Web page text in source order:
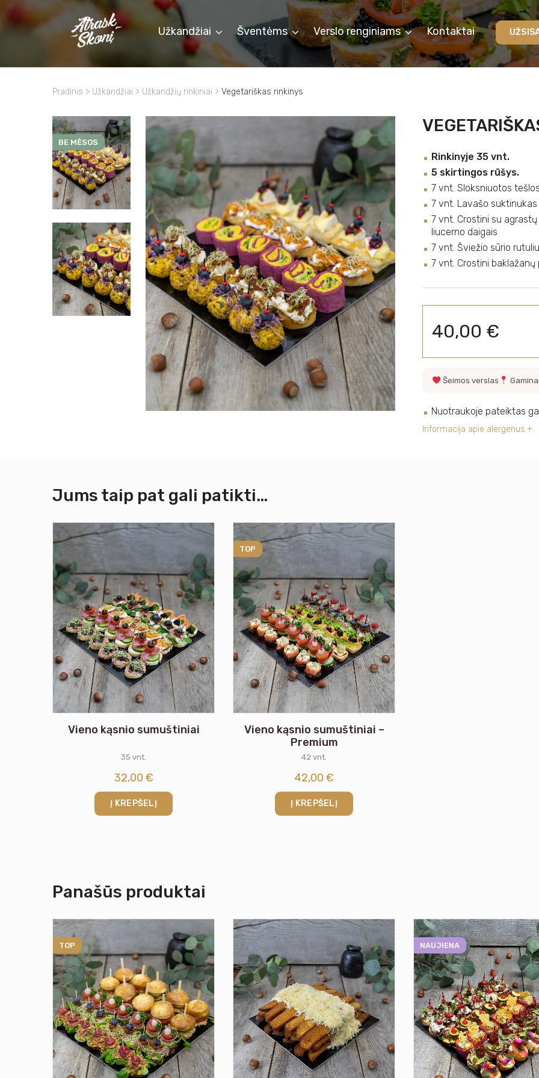
Užkandžiai Šventėms Verslo renginiams Kontaktai
Pradinis > Užkandžiai > Užkandžių rinkiniai > Vegetariškas rinkinys
BE MĖSOS
Rinkinyje 35 vnt.
5 skirtingos rūšys.
7 vnt. Sloksniuotos
7 vnt. Lavašo
7 vnt. Crostini su
liucerno daigais
7 vnt. Šviežio sūrio
7 vnt. Crostini
40,00 €
Šeimos verslas
Nuotraukoje pateiktas
Informacija apie alergenus
Jums taip pat gali patikti…
Vieno kąsnio sumuštiniai
35 vnt.
32,00 €
Į KREPŠELĮ
TOP
Vieno kąsnio sumuštiniai –
Premium
42 vnt.
42,00 €
Į KREPŠELĮ
Panašūs produktai
TOP NAUJIENA